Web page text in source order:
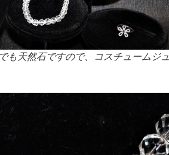
も天然石ですので、コスチュームジュ